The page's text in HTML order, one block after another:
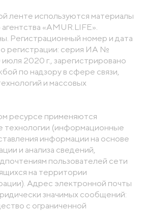
ленте используются материалы
«AMUR.LIFE».
Регистрационный номер и дата
регистрации: серия ИА №
2020 г., зарегистрировано
по надзору в сфере связи,
и массовых
ресурсе применяются
технологии (информационные
информации на основе
и анализа сведений,
пользователей сети
на территории
Адрес электронной почты
значимых сообщений:
с ограниченной